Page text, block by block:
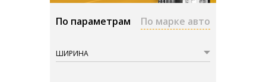
По параметрам По марке авто
ШИРИНА